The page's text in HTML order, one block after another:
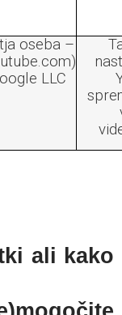
oseba –
LLC
ali kako